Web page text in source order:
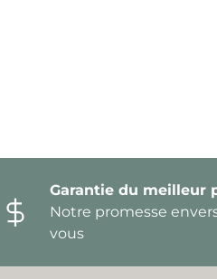
Garantie du meilleur
Notre promesse
vous